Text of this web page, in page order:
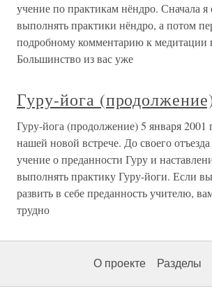
учение по практикам нёндро. Сначала
выполнять практики нёндро, а потом
подробному комментарию к медитации
Большинство из вас уже
Гуру-йога
Гуру-йога (продолжение) 5 января 2001
нашей новой встрече. До своего
учение о преданности Гуру и
выполнять практику Гуру-йоги. Если вы
развить в себе преданность учителю,
трудно
О проекте Разделы